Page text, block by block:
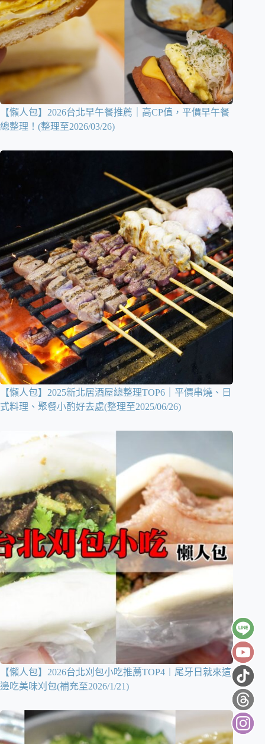
【懶人包】2026台北早午餐推薦｜高CP值，平價早午餐
總整理！(整理至2026/03/26)
【懶人包】2025新北居酒屋總整理TOP6｜平價串燒、日
式料理、聚餐小酌好去處(整理至2025/06/26)
【懶人包】2026台北刈包小吃推薦TOP4︱尾牙日就來這
邊吃美味刈包(補充至2026/1/21)